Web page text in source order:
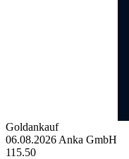
Goldankauf
06.08.2026 Anka GmbH
115.50